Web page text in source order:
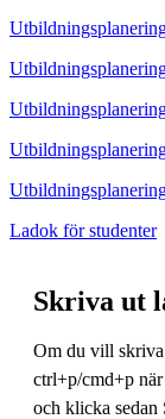
Ladok för studenter
Skriva ut
Om du vill
ctrl+p/cmd+p
och klicka sedan